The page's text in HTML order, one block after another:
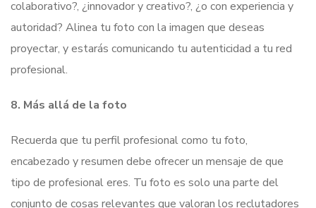
colaborativo?, ¿innovador y creativo?, ¿o con experiencia y
autoridad? Alinea tu foto con la imagen que deseas
proyectar, y estarás comunicando tu autenticidad a tu red
profesional.
8. Más allá de la foto
Recuerda que tu perfil profesional como tu foto,
encabezado y resumen debe ofrecer un mensaje de que
tipo de profesional eres. Tu foto es solo una parte del
conjunto de cosas relevantes que valoran los reclutadores